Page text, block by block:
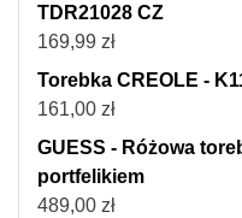
TDR21028 CZ
169,99 zł
Torebka CREOLE -
161,00 zł
GUESS - Różowa
portfelikiem
489,00 zł